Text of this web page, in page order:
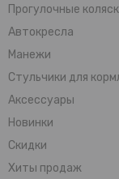
Прогулочные
Автокресла
Манежи
Стульчики для
Аксессуары
Новинки
Скидки
Хиты продаж